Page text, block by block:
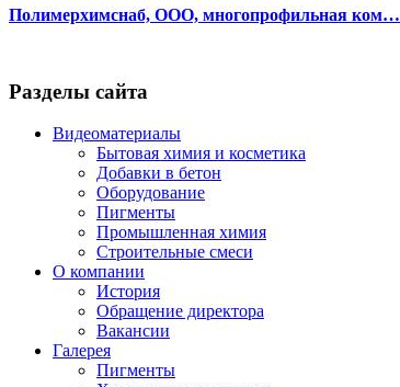
Полимерхимснаб, ООО, многопрофильная ком…
Разделы сайта
Видеоматериалы
Бытовая химия и косметика
Добавки в бетон
Оборудование
Пигменты
Промышленная химия
Строительные смеси
О компании
История
Обращение директора
Вакансии
Галерея
Пигменты